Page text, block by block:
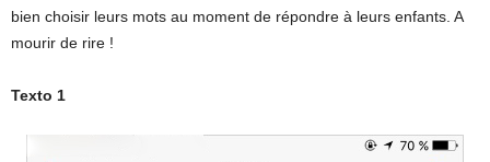
bien choisir leurs mots au moment de répondre à leurs enfants. A
mourir de rire !
Texto 1